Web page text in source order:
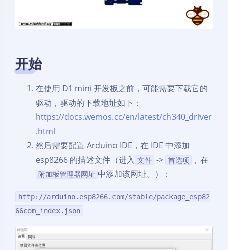
开始
在使用 D1 mini 开发板之前，可能需要下载它的
驱动，驱动的下载地址如下：
https://docs.wemos.cc/en/latest/ch340_driver
.html
然后需要配置 Arduino IDE，在 IDE 中添加
esp8266 的描述文件（进入 文件 -> 首选项 ，在
附加板管理器网址 中添加该网址。）：
http://arduino.esp8266.com/stable/package_esp82
66com_index.json